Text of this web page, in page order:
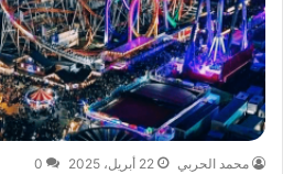
محمد الحربي 22 أبريل، 2025 0